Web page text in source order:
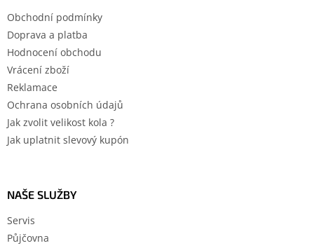
Obchodní podmínky
Doprava a platba
Hodnocení obchodu
Vrácení zboží
Reklamace
Ochrana osobních údajů
Jak zvolit velikost kola ?
Jak uplatnit slevový kupón
NAŠE SLUŽBY
Servis
Půjčovna